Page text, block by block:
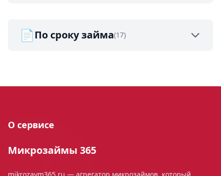
📄По сроку займа(17)
О сервисе
Микрозаймы 365